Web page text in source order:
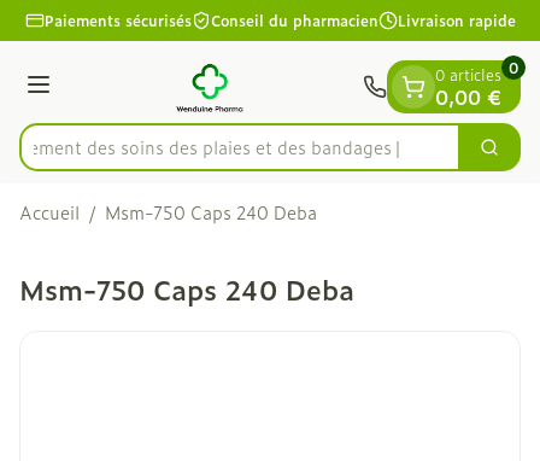
Aller au contenu
1 de 1
Paiements sécurisés Conseil du pharmacien Livraison rapide
Menu
Rechercherdes soins des plaies et des bandages
0 articles
0,00 €
0
Accueil / Msm-750 Caps 240 Deba
Msm-750 Caps 240 Deba